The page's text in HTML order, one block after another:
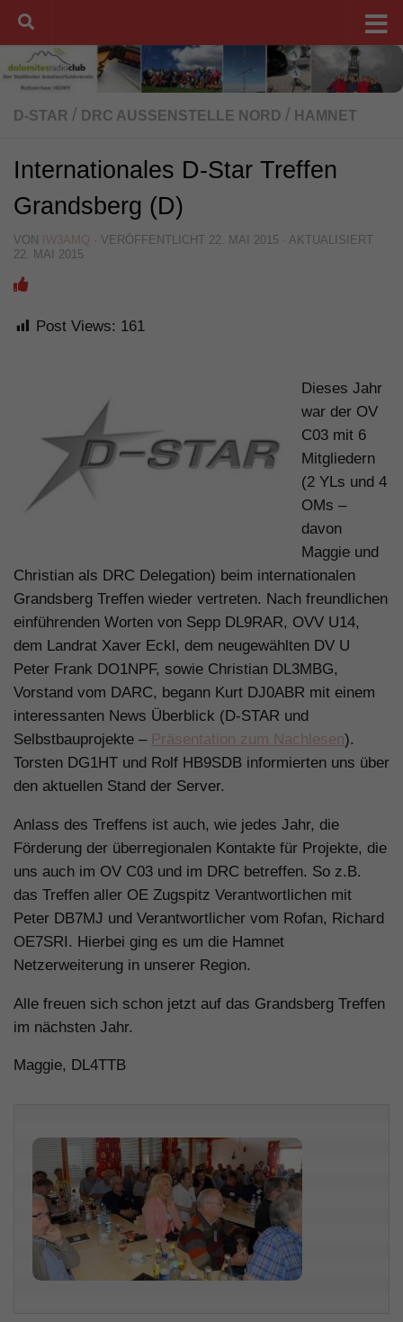
Unter dem Inhalt
D-STAR / DRC AUSSENSTELLE NORD / HAMNET
Internationales D-Star Treffen
Grandsberg (D)
VON IW3AMQ · VERÖFFENTLICHT 22. MAI 2015 · AKTUALISIERT
22. MAI 2015
Post Views: 161
Dieses Jahr
war der OV
C03 mit 6
Mitgliedern
(2 YLs und 4
OMs –
davon
Maggie und
Christian als DRC Delegation) beim internationalen
Grandsberg Treffen wieder vertreten. Nach freundlichen
einführenden Worten von Sepp DL9RAR, OVV U14,
dem Landrat Xaver Eckl, dem neugewählten DV U
Peter Frank DO1NPF, sowie Christian DL3MBG,
Vorstand vom DARC, begann Kurt DJ0ABR mit einem
interessanten News Überblick (D-STAR und
Selbstbauprojekte – Präsentation zum Nachlesen).
Torsten DG1HT und Rolf HB9SDB informierten uns über
den aktuellen Stand der Server.
Anlass des Treffens ist auch, wie jedes Jahr, die
Förderung der überregionalen Kontakte für Projekte, die
uns auch im OV C03 und im DRC betreffen. So z.B.
das Treffen aller OE Zugspitz Verantwortlichen mit
Peter DB7MJ und Verantwortlicher vom Rofan, Richard
OE7SRI. Hierbei ging es um die Hamnet
Netzerweiterung in unserer Region.
Alle freuen sich schon jetzt auf das Grandsberg Treffen
im nächsten Jahr.
Maggie, DL4TTB